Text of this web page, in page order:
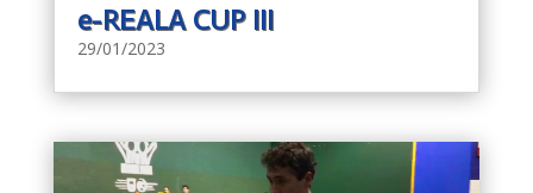
e-REALA CUP III
29/01/2023